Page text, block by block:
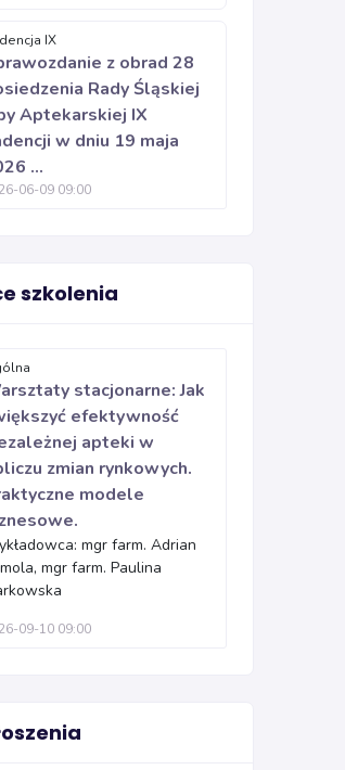
IX
z obrad 28
Rady Śląskiej
Aptekarskiej IX
w dniu 19 maja
...
06-09 09:00
szkolenia
stacjonarne: Jak
efektywność
apteki w
zmian rynkowych.
modele
mgr farm. Adrian
mgr farm. Paulina
09-10 09:00